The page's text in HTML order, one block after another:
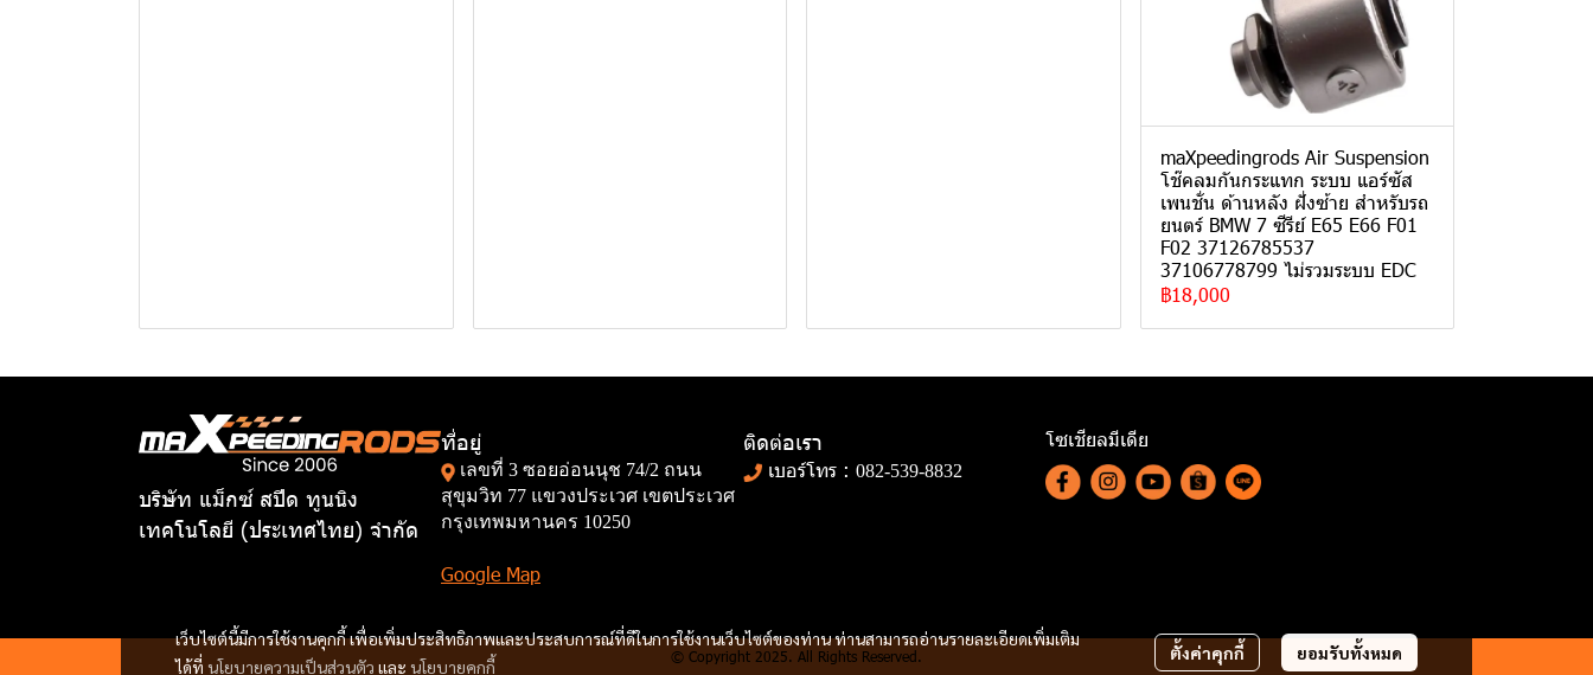
maXpeedingrods Air Suspension
โช๊คลมกันกระแทก ระบบ แอร์ซัส
เพนชั่น ด้านหลัง ฝั่งซ้าย สำหรับรถ
ยนตร์ BMW 7 ซีรีย์ E65 E66 F01
F02 37126785537
37106778799 ไม่รวมระบบ EDC
฿18,000
เว็บไซต์นี้มีการใช้งานคุกกี้ เพื่อเพิ่มประสิทธิภาพและประสบการณ์ที่ดีในการใช้งานเว็บไซต์ของท่าน ท่านสามารถอ่านรายละเอียดเพิ่มเติม
ได้ที่ นโยบายความเป็นส่วนตัว และ นโยบายคุกกี้
ตั้งค่าคุกกี้ ยอมรับทั้งหมด
บริษัท แม็กซ์ สปีด ทูนนิง
เทคโนโลยี (ประเทศไทย) จำกัด
ที่อยู่
เลขที่ 3 ซอยอ่อนนุช 74/2 ถนน
สุขุมวิท 77 แขวงประเวศ เขตประเวศ
กรุงเทพมหานคร 10250
Google Map
ติดต่อเรา
เบอร์โทร : 082-539-8832
โซเชียลมีเดีย
© Copyright 2025. All Rights Reserved.